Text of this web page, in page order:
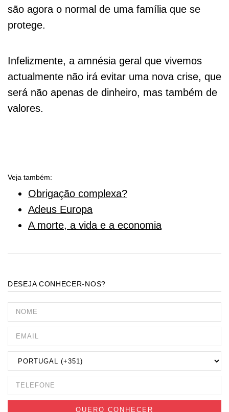
são agora o normal de uma família que se
protege.
Infelizmente, a amnésia geral que vivemos
actualmente não irá evitar uma nova crise, que
será não apenas de dinheiro, mas também de
valores.
Veja também:
Obrigação complexa?
Adeus Europa
A morte, a vida e a economia
DESEJA CONHECER-NOS?